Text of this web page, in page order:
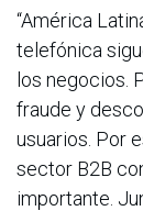
“América
telefónica
los negocios.
fraude y
usuarios. Por
sector B2B
importante.